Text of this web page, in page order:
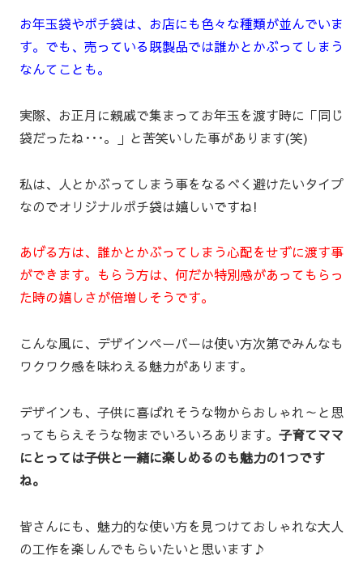
お年玉袋やポチ袋は、お店にも色々な種類が並んでいま
す。でも、売っている既製品では誰かとかぶってしまう
なんてことも。
実際、お正月に親戚で集まってお年玉を渡す時に「同じ
袋だったね･･･。」と苦笑いした事があります(笑)
私は、人とかぶってしまう事をなるべく避けたいタイプ
なのでオリジナルポチ袋は嬉しいですね!
あげる方は、誰かとかぶってしまう心配をせずに渡す事
ができます。もらう方は、何だか特別感があってもらっ
た時の嬉しさが倍増しそうです。
こんな風に、デザインペーパーは使い方次第でみんなも
ワクワク感を味わえる魅力があります。
デザインも、子供に喜ばれそうな物からおしゃれ～と思
ってもらえそうな物までいろいろあります。 子育てママ
にとっては子供と一緒に楽しめるのも魅力の1つです
ね。
皆さんにも、魅力的な使い方を見つけておしゃれな大人
の工作を楽しんでもらいたいと思います♪